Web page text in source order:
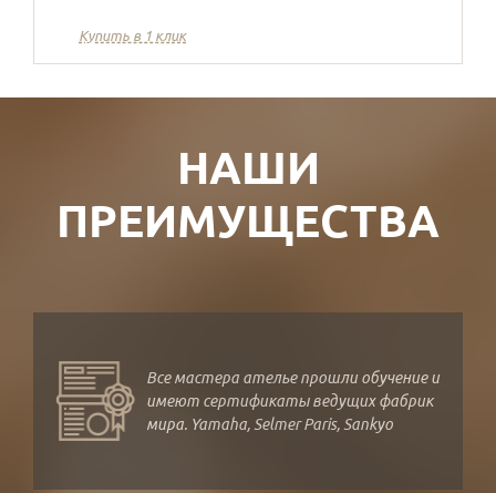
Купить в 1 клик
НАШИ
ПРЕИМУЩЕСТВА
Все мастера ателье прошли обучение и
имеют сертификаты ведущих фабрик
мира. Yamaha, Selmer Paris, Sankyo